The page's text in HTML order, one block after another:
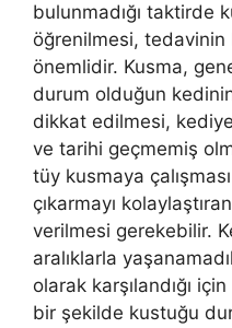
bulunmadığı taktirde
öğrenilmesi, tedavinin
önemlidir. Kusma,
durum olduğun
dikkat edilmesi,
ve tarihi geçmemiş
tüy kusmaya
çıkarmayı
verilmesi gerekebilir.
aralıklarla
olarak karşılandığı
bir şekilde kustuğu